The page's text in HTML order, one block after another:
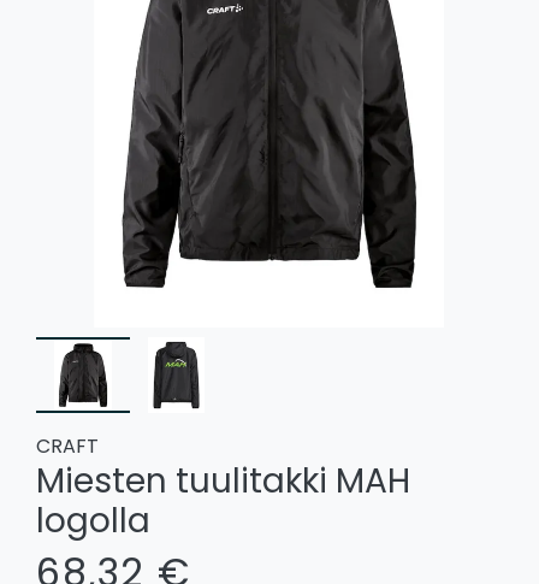
CRAFT
Miesten tuulitakki MAH
logolla
68,32 €